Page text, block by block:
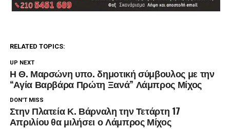
RELATED TOPICS:
UP NEXT
Η Θ. Μαρσώνη υπο. δημοτική σύμβουλος με την
“Αγία Βαρβάρα Πρώτη Ξανά” Λάμπρος Μίχος
DON'T MISS
Στην Πλατεία Κ. Βάρναλη την Τετάρτη 17
Απριλίου θα μιλήσει ο Λάμπρος Μίχος